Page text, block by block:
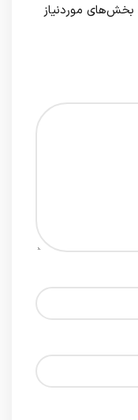
بخش‌های موردنیاز